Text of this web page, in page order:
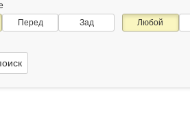
Перед Зад Любой